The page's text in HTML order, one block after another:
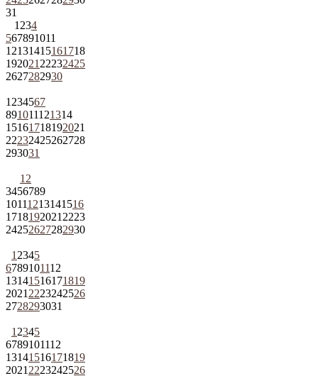
31
1 234
567891011
12131415161718
192021 22232425
2627282930
1 234567
891011121314
15161718192021
22232425262728
293031
1 2
3456789
10111213141516
1718192021 2223
24252627282930
1 2345
6789101112
13141516171819
2021 2223242526
2728293031
1 2345
6789101112
13141516171819
2021 2223242526